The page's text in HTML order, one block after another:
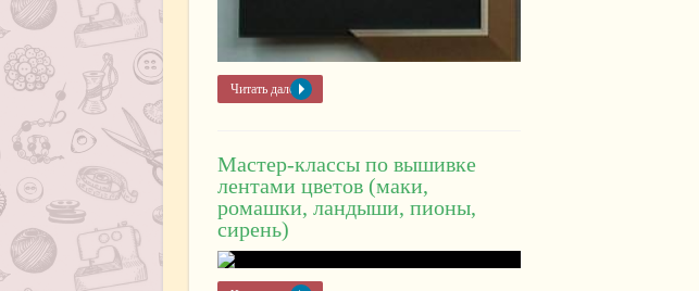
Читать далее »
Мастер-классы по вышивке
лентами цветов (маки,
ромашки, ландыши, пионы,
сирень)